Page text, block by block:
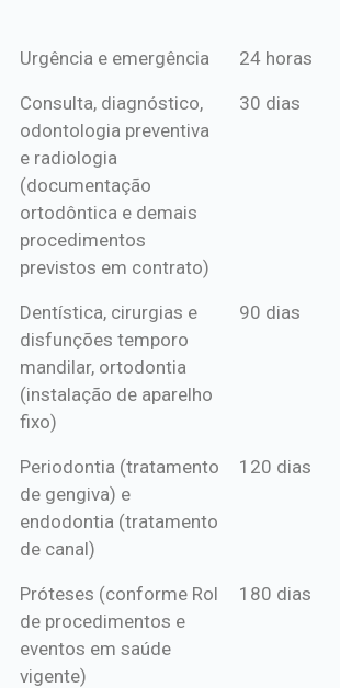
*Procedimentos Amil
*Pagamento
mensal*
Urgência e emergência 24 horas
Consulta, diagnóstico,
odontologia preventiva
e radiologia
(documentação
ortodôntica e demais
procedimentos
previstos em contrato)
30 dias
Dentística, cirurgias e
disfunções temporo
mandilar, ortodontia
(instalação de aparelho
fixo)
90 dias
Periodontia (tratamento
de gengiva) e
endodontia (tratamento
de canal)
120 dias
Próteses (conforme Rol
de procedimentos e
eventos em saúde
vigente)
180 dias